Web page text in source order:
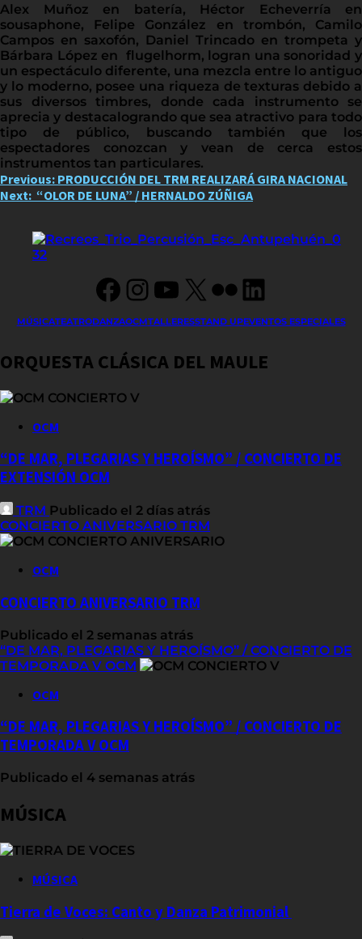
Alex Muñoz en batería, Héctor Echeverría en
sousaphone, Felipe González en trombón, Camilo
Campos en saxofón, Daniel Trincado en trompeta y
Bárbara López en flugelhorm, logran una sonoridad y
un espectáculo diferente, una mezcla entre lo antiguo
y lo moderno, posee una riqueza de texturas debido a
sus diversos timbres, donde cada instrumento se
aprecia y destacalogrando que sea atractivo para todo
tipo de público, buscando también que los
espectadores conozcan y vean de cerca estos
instrumentos tan particulares.
Post
navigation
Previous: PRODUCCIÓN DEL TRM REALIZARÁ GIRA NACIONAL
Next: “OLOR DE LUNA” / HERNALDO ZÚÑIGA
Facebook
Instagram
YouTube
X FlickrLinkedIn
MÚSICATEATRODANZAOCMTALLERESSTAND UPEVENTOS ESPECIALES
ORQUESTA CLÁSICA DEL MAULE
OCM
“DE MAR, PLEGARIAS Y HEROÍSMO” / CONCIERTO DE
EXTENSIÓN OCM
TRM Publicado el 2 días atrás
CONCIERTO ANIVERSARIO TRM
OCM
CONCIERTO ANIVERSARIO TRM
Publicado el 2 semanas atrás
“DE MAR, PLEGARIAS Y HEROÍSMO” / CONCIERTO DE
TEMPORADA V OCM
OCM
“DE MAR, PLEGARIAS Y HEROÍSMO” / CONCIERTO DE
TEMPORADA V OCM
Publicado el 4 semanas atrás
MÚSICA
MÚSICA
Tierra de Voces: Canto y Danza Patrimonial